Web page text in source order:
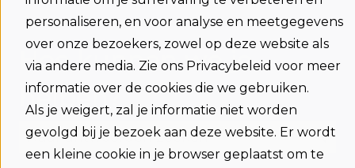
personaliseren, en voor analyse en meetgegevens
over onze bezoekers, zowel op deze website als
via andere media. Zie ons Privacybeleid voor meer
informatie over de cookies die we gebruiken.
Als je weigert, zal je informatie niet worden
gevolgd bij je bezoek aan deze website. Er wordt
een kleine cookie in je browser geplaatst om te
Hoe kunnen we je
helpen?
Er zijn geen suggesties want het zoekveld